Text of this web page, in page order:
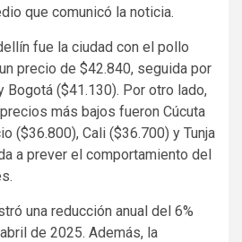
que comunicó la noticia.
fue la ciudad con el pollo
precio de $42.840, seguida por
Bogotá ($41.130). Por otro lado,
más bajos fueron Cúcuta
($36.800), Cali ($36.700) y Tunja
a prever el comportamiento del
una reducción anual del 6%
de 2025. Además, la